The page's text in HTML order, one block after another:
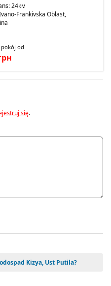
24км
Frankivska Oblast,
pokój od
się.
Kizya, Ust Putila?